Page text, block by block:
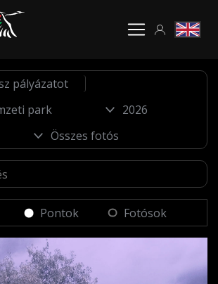
pályázatot
Pontok Fotósok